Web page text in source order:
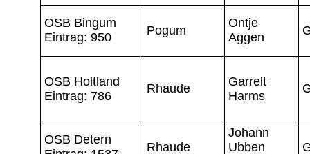
OSB Bingum
Eintrag: 950
Pogum
Ontje
Aggen
OSB Holtland
Eintrag: 786
Rhaude
Garrelt
Harms
OSB Detern
Rhaude
Johann
Ubben